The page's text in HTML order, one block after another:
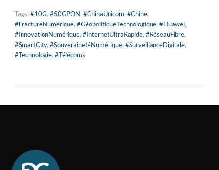
Tags:#10G, #50GPON, #ChinaUnicom, #Chine,
#FractureNumérique, #GéopolitiqueTechnologique, #Huawei,
#InnovationNumérique, #InternetUltraRapide, #RéseauFibre,
#SmartCity, #SouverainetéNumérique, #SurveillanceDigitale,
#Technologie, #Télécoms